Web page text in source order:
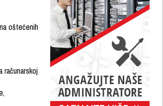
oštećenih
računarskoj